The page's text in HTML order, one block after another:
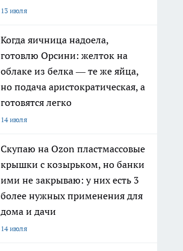
13 июля
Когда яичница надоела,
готовлю Орсини: желток на
облаке из белка — те же яйца,
но подача аристократическая, а
готовятся легко
14 июля
Скупаю на Ozon пластмассовые
крышки с козырьком, но банки
ими не закрываю: у них есть 3
более нужных применения для
дома и дачи
14 июля